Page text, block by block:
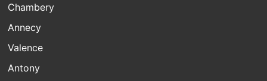
Chambery
Annecy
Valence
Antony